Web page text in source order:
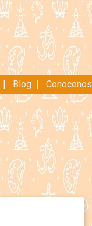
| Blog | Conocenos